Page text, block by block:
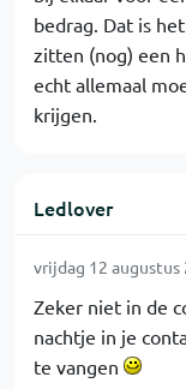
bedrag. Dat is
zitten (nog) een
echt allemaal
krijgen.
Ledlover
vrijdag 12 augustus
Zeker niet in de
nachtje in je
te vangen